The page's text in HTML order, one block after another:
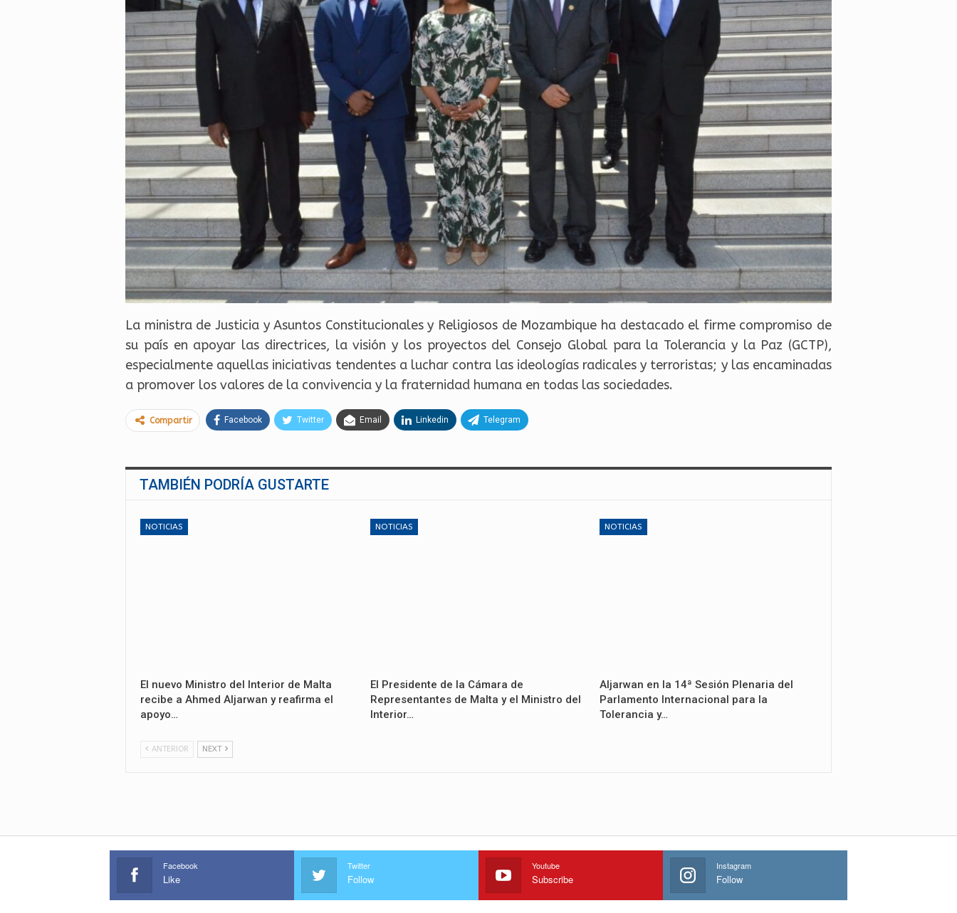
La ministra de Justicia y Asuntos Constitucionales y Religiosos de Mozambique ha destacado el firme compromiso de
su país en apoyar las directrices, la visión y los proyectos del Consejo Global para la Tolerancia y la Paz (GCTP),
especialmente aquellas iniciativas tendentes a luchar contra las ideologías radicales y terroristas; y las encaminadas
a promover los valores de la convivencia y la fraternidad humana en todas las sociedades.
Compartir Facebook Twitter Email Linkedin Telegram
TAMBIÉN PODRÍA GUSTARTE
NOTICIAS
El nuevo Ministro del Interior de Malta
recibe a Ahmed Aljarwan y reafirma el
apoyo…
NOTICIAS
El Presidente de la Cámara de
Representantes de Malta y el Ministro del
Interior…
NOTICIAS
Aljarwan en la 14ª Sesión Plenaria del
Parlamento Internacional para la
Tolerancia y…
ANTERIOR NEXT
Facebook
Like
Twitter
Follow
Youtube
Subscribe
Instagram
Follow